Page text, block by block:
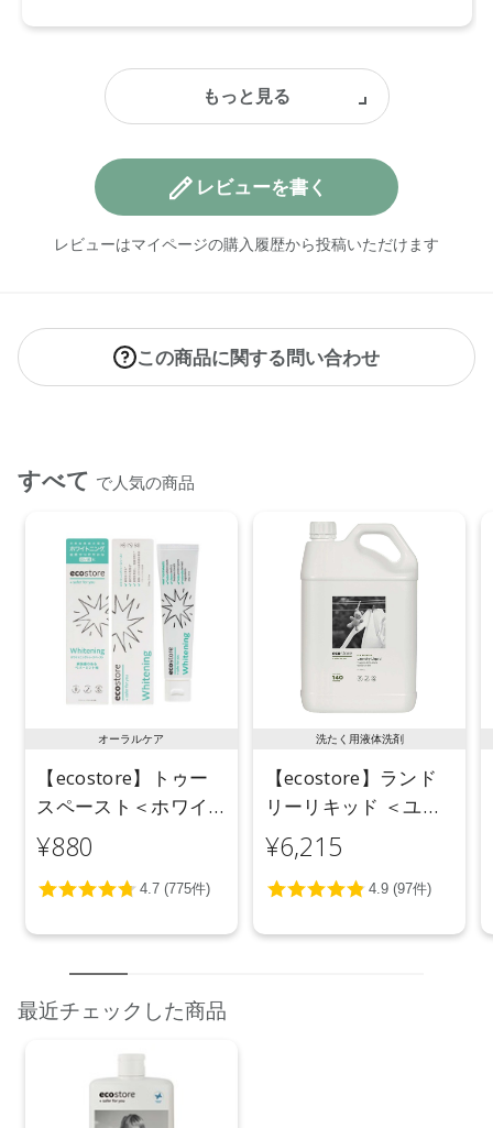
レビューを書く
レビューはマイページの購入履歴から投稿いただけます
この商品に関する問い合わせ
すべて で人気の商品
オーラルケア
【ecostore】トゥー
スペースト＜ホワイ
トニング＞ 100g
¥880
洗たく用液体洗剤
【ecostore】ランド
リーリキッド ＜ユー
カリ＞ 5L
¥6,215
最近チェックした商品